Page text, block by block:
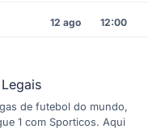
12 ago 12:00
de futebol do mundo,
1 com Sporticos. Aqui